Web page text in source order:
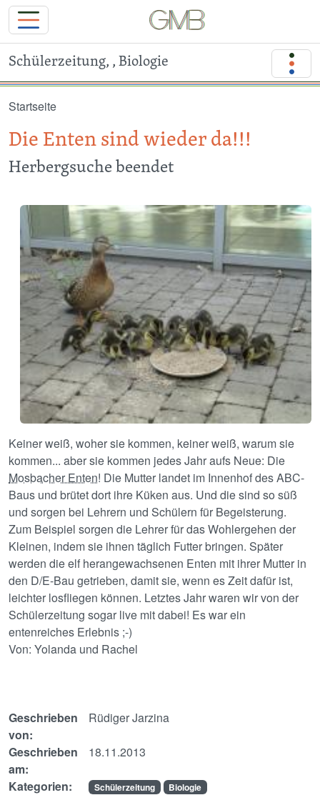
Schülerzeitung, , Biologie
Startseite
Die Enten sind wieder da!!!
Herbergsuche beendet
Image
Keiner weiß, woher sie kommen, keiner weiß, warum sie
kommen... aber sie kommen jedes Jahr aufs Neue: Die
Mosbacher Enten! Die Mutter landet im Innenhof des ABC-
Baus und brütet dort ihre Küken aus. Und die sind so süß
und sorgen bei Lehrern und Schülern für Begeisterung.
Zum Beispiel sorgen die Lehrer für das Wohlergehen der
Kleinen, indem sie ihnen täglich Futter bringen. Später
werden die elf herangewachsenen Enten mit ihrer Mutter in
den D/E-Bau getrieben, damit sie, wenn es Zeit dafür ist,
leichter losfliegen können. Letztes Jahr waren wir von der
Schülerzeitung sogar live mit dabei! Es war ein
entenreiches Erlebnis ;-)
Von: Yolanda und Rachel
Geschrieben
von:
Rüdiger Jarzina
Geschrieben
am:
18.11.2013
Kategorien: Schülerzeitung Biologie